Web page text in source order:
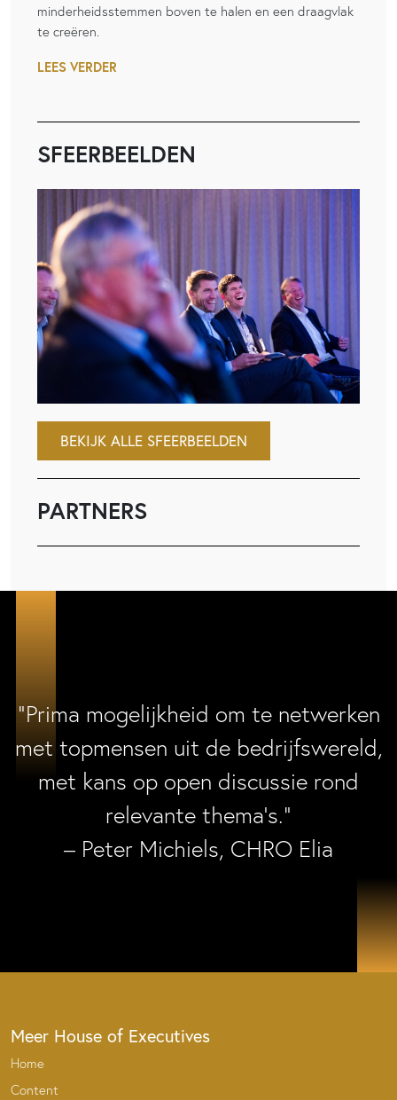
minderheidsstemmen boven te halen en een draagvlak
te creëren.
LEES VERDER
SFEERBEELDEN
BEKIJK ALLE SFEERBEELDEN
PARTNERS
“Prima mogelijkheid om te netwerken
met topmensen uit de bedrijfswereld,
met kans op open discussie rond
relevante thema’s.”
– Peter Michiels, CHRO Elia
Meer House of Executives
Home
Content